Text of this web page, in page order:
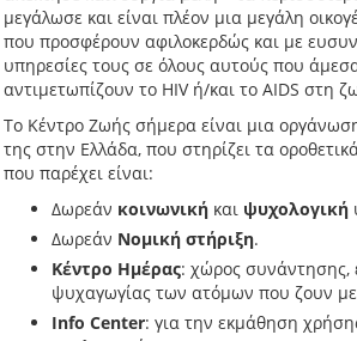
μεγάλωσε και είναι πλέον μια μεγάλη
που προσφέρουν αφιλοκερδώς και με
υπηρεσίες τους σε όλους αυτούς που
αντιμετωπίζουν το HIV ή/και το AIDS στη
Το Κέντρο Ζωής σήμερα είναι μια
της στην Ελλάδα, που στηρίζει τα
που παρέχει είναι:
Δωρεάν κοινωνική και ψυχολογική
Δωρεάν Νομική στήριξη.
Κέντρο Ημέρας: χώρος συνάντησης,
ψυχαγωγίας των ατόμων που ζουν
Info Center: για την εκμάθηση